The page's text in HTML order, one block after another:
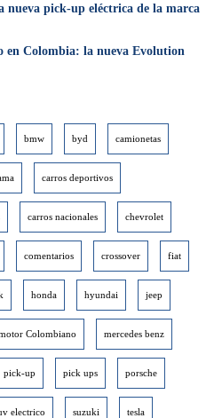
nueva pick-up eléctrica de la marca
en Colombia: la nueva Evolution
bmw byd camionetas
carros deportivos
carros nacionales chevrolet
comentarios crossover fiat
honda hyundai jeep
Colombiano mercedes benz
pick-up pick ups porsche
electrico suzuki tesla